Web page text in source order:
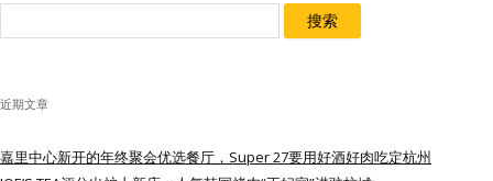
索：
近期文章
嘉里中心新开的年终聚会优选餐厅，Super 27要用好酒好肉吃定杭州